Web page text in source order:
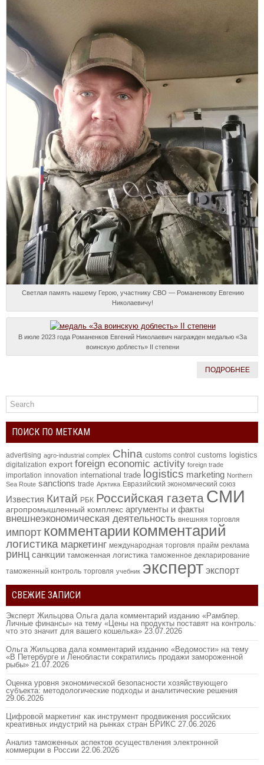
Светлая память нашему Герою, участнику СВО — Романенкову Евгению
Николаевичу!
В июле 2023 года Романенков Евгений Николаевич награжден медалью «За
воинскую доблесть» II степени
ПОДРОБНЕЕ
ПОИСК ПО МЕТКАМ
advertising agro-industrial complex China customs control customs logistics
digitalization export foreign economic activity foreign trade
importation innovation international trade logistics marketing Northern
Sea Route sanctions trade Арктика Евразийский экономический союз
Известия Китай РБК Российская газета СМИ
агропромышленный комплекс аргументы и факты
внешнеэкономическая деятельность внешняя торговля
импорт комментарии комментарий
логистика маркетинг международная торговля прайм реклама
ринц санкции таможенная логистика таможенное декларирование
таможенный контроль торговля учебник эксперт экспорт
СВЕЖИЕ ЗАПИСИ
Эксперт Жильцова Ольга дала комментарий изданию «Рамблер.
Личные финансы» на тему «Цены на продукты поставят на контроль:
что это значит для вашего кошелька» 23.07.2026
Ольга Жильцова дала комментарий изданию «Ведомости» на тему
«В Петербурге и Ленобласти сократились продажи замороженной
рыбы» 21.07.2026
Оценка уровня экономической безопасности хозяйствующего
субъекта: методологические подходы и аналитические решения
29.06.2026
Цифровой маркетинг как инструмент продвижения российских
креативных индустрий на рынках стран БРИКС 27.06.2026
Анализ таможенных аспектов осуществления электронной
коммерции в России 22.06.2026